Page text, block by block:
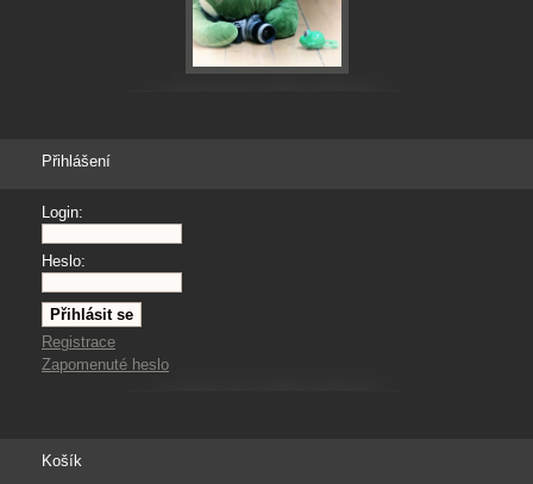
Přihlášení
Login:
Heslo:
Registrace
Zapomenuté heslo
Košík